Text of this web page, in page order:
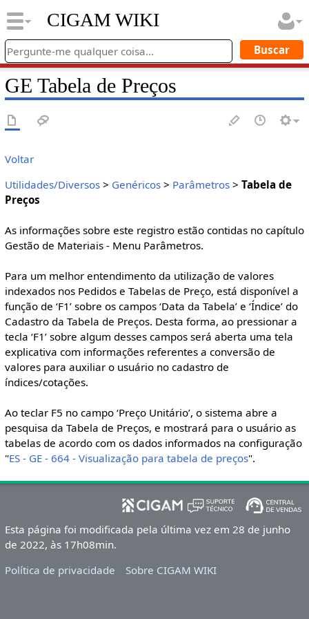
CIGAM WIKI
GE Tabela de Preços
Voltar
Utilidades/Diversos> Genéricos> Parâmetros> Tabela de
Preços
As informações sobre este registro estão contidas no capítulo
Gestão de Materiais - Menu Parâmetros.
Para um melhor entendimento da utilização de valores
indexados nos Pedidos e Tabelas de Preço, está disponível a
função de ‘F1’ sobre os campos ‘Data da Tabela’ e ‘Índice’ do
Cadastro da Tabela de Preços. Desta forma, ao pressionar a
tecla ‘F1’ sobre algum desses campos será aberta uma tela
explicativa com informações referentes a conversão de
valores para auxiliar o usuário no cadastro de
índices/cotações.
Ao teclar F5 no campo ‘Preço Unitário’, o sistema abre a
pesquisa da Tabela de Preços, e mostrará para o usuário as
tabelas de acordo com os dados informados na configuração
"ES - GE - 664 - Visualização para tabela de preços".
Esta página foi modificada pela última vez em 28 de junho
de 2022, às 17h08min.
Política de privacidade
Sobre CIGAM WIKI